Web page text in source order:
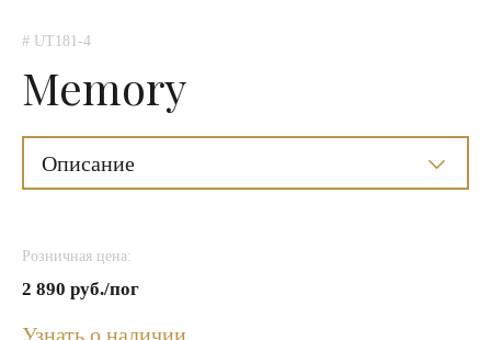
# UT181-4
Memory
Описание
Розничная цена:
2 890 руб./пог
Узнать о наличии